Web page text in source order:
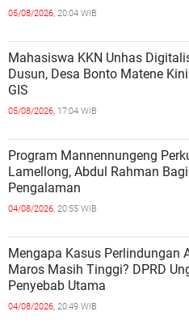
05/08/2026, 20:04 WIB
Mahasiswa KKN Unhas
Dusun, Desa Bonto Matene
GIS
05/08/2026, 17:04 WIB
Program Mannennungeng
Lamellong, Abdul Rahman
Pengalaman
04/08/2026, 20:55 WIB
Mengapa Kasus Perlindungan
Maros Masih Tinggi? DPRD
Penyebab Utama
04/08/2026, 20:49 WIB